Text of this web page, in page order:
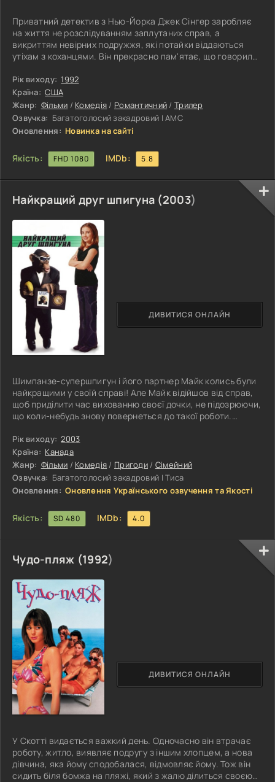
Приватний детектив з Нью-Йорка Джек Сінгер заробляє
на життя не розслідуванням заплутаних справ, а
викриттям невірних подружжя, які потайки віддаються
утіхам з коханцями. Він прекрасно пам'ятає, що говорила
катастрофи, тому Джек взагалі не збирається пов'язувати
себе узами шлюбу. Незважаючи на дану вмираючій матері
обіцянку ніколи не одружуватися, Джек все ж зважився на
одруження, щоб не втратити свою кохану дівчину Бетсі.
Щаслива пара вирішує
Рік виходу: 1992
Країна: США
Жанр: Фільми / Комедія / Романтичний / Трилер
Озвучка: Багатоголосий закадровий | АМС
Оновлення: Новинка на сайті
Якість: FHD 1080 IMDb: 5.8
Найкращий друг шпигуна (2003)
Шимпанзе-супершпигун і його партнер Майк колись були
найкращими у своїй справі! Але Майк відійшов від справ,
щоб приділити час вихованню своєї дочки, не підозрюючи,
що коли-небудь знову повернеться до такої роботи.
планує дуже небезпечний експеримент, який може
спричинити землетруси по всій Землі. Отже, до справи
приступають Майк і його напарник - шимпанзе-шпигун.
Рік виходу: 2003
Країна: Канада
Жанр: Фільми / Комедія / Пригоди / Сімейний
Озвучка: Багатоголосий закадровий | Тиса
Оновлення: Оновлення Українського озвучення та Якості
Якість: SD 480 IMDb: 4.0
ДИВИТИСЯ ОНЛАЙН
Чудо-пляж (1992)
У Скотті видається важкий день. Одночасно він втрачає
роботу, житло, виявляє подругу з іншим хлопцем, а нова
дівчина, яка йому сподобалася, відмовляє йому. Тож він
сидить біля бомжа на пляжі, який з жалю ділиться своєю
ДИВИТИСЯ ОНЛАЙН